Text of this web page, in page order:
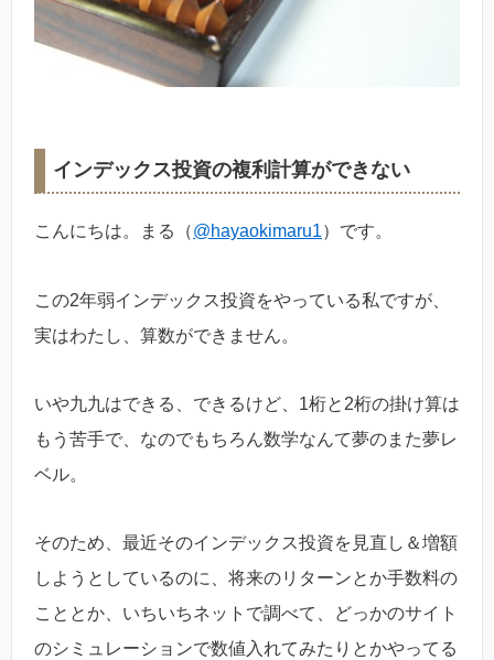
インデックス投資の複利計算ができない
こんにちは。まる（@hayaokimaru1）です。
この2年弱インデックス投資をやっている私ですが、
実はわたし、算数ができません。
いや九九はできる、できるけど、1桁と2桁の掛け算は
もう苦手で、なのでもちろん数学なんて夢のまた夢レ
ベル。
そのため、最近そのインデックス投資を見直し＆増額
しようとしているのに、将来のリターンとか手数料の
こととか、いちいちネットで調べて、どっかのサイト
のシミュレーションで数値入れてみたりとかやってる